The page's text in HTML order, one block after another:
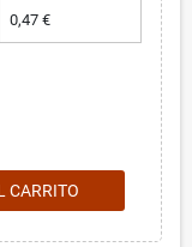
0,47 €
CARRITO